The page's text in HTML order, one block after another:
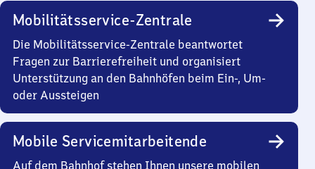
Mobilitätsservice-Zentrale
Die Mobilitätsservice-Zentrale beantwortet
Fragen zur Barrierefreiheit und organisiert
Unterstützung an den Bahnhöfen beim Ein-, Um-
oder Aussteigen
Mobile Servicemitarbeitende
Auf dem Bahnhof stehen Ihnen unsere mobilen